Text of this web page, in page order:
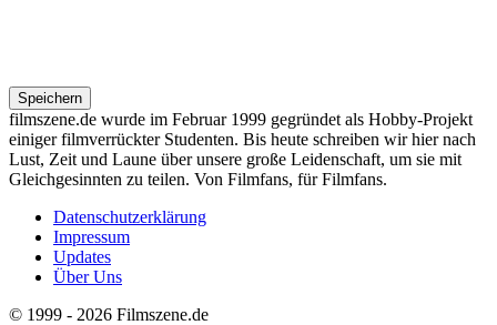
filmszene.de wurde im Februar 1999 gegründet als Hobby-Projekt
einiger filmverrückter Studenten. Bis heute schreiben wir hier nach
Lust, Zeit und Laune über unsere große Leidenschaft, um sie mit
Gleichgesinnten zu teilen. Von Filmfans, für Filmfans.
Footer
menu
Datenschutzerklärung
Impressum
Updates
Über Uns
© 1999 - 2026 Filmszene.de